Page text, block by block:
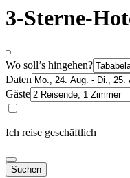
3-Sterne-
Wo soll’s hingehen?
Daten
Gäste
Ich reise geschäftlich
Suchen